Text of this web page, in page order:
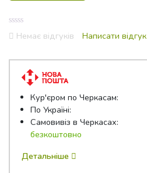
0
outНемає відгуків Написати відгук
Кур'єром по Черкасам:
По Україні:
Самовивіз в Черкасах:
безкоштовно
Детальніше